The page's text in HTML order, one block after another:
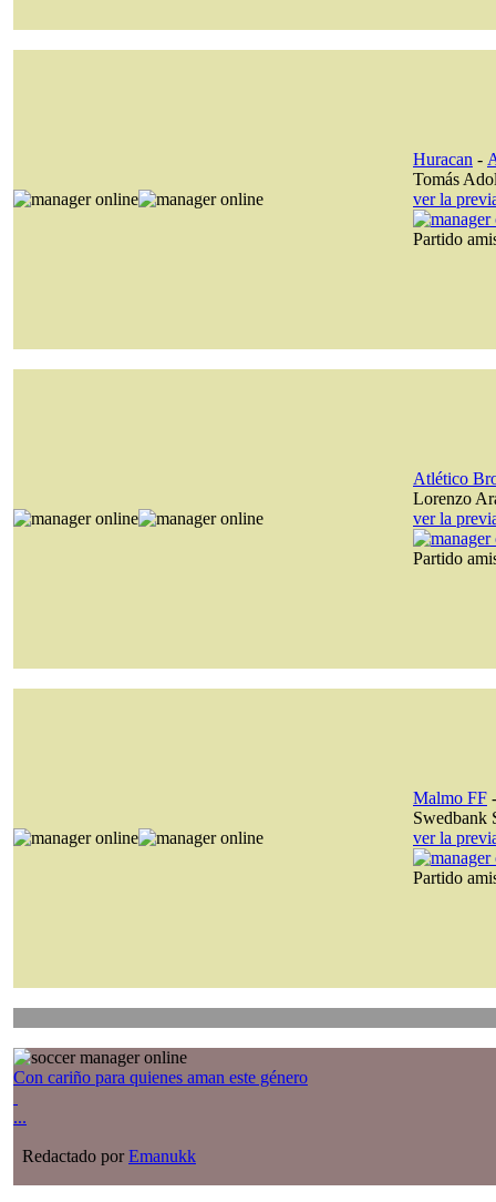
Huracan -
Tomás
ver la
Partido
Atlético
Lorenzo
ver la
Partido
Malmo FF
Swedbank
ver la
Partido
Con cariño para quienes aman este género
...
Redactado porEmanukk